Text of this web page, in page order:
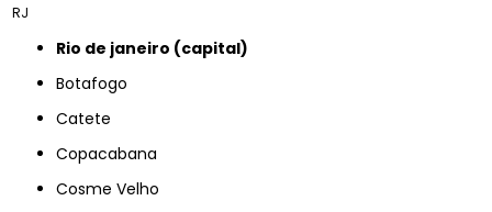
RJ
rio de janeiro (capital)
Botafogo
Catete
Copacabana
Cosme Velho